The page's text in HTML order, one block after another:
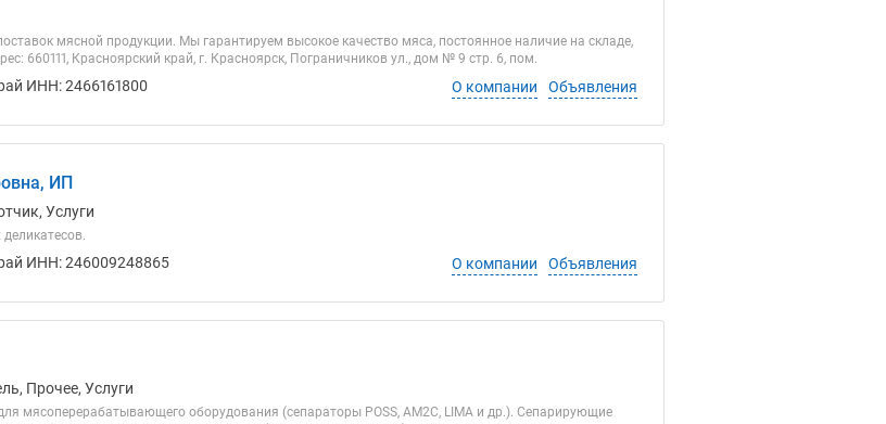
мясной продукции. Мы гарантируем высокое качество мяса, постоянное наличие на складе,
660111, Красноярский край, г. Красноярск, Пограничников ул., дом № 9 стр. 6, пом.
ИНН: 2466161800 О компании Объявления
ИП
Услуги
ИНН: 246009248865 О компании Объявления
Прочее, Услуги
мясоперерабатывающего оборудования (сепараторы POSS, AM2C, LIMA и др.). Сепарирующие